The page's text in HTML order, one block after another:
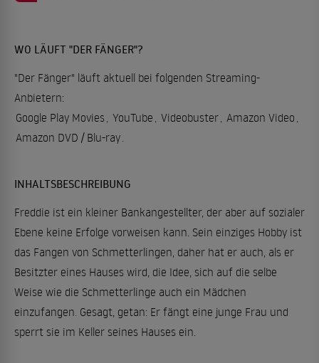
WO LÄUFT "DER FÄNGER"?
"Der Fänger" läuft aktuell bei folgenden Streaming-
Anbietern:
Google Play Movies, YouTube , Videobuster, Amazon Video ,
Amazon DVD / Blu-ray.
INHALTSBESCHREIBUNG
Freddie ist ein kleiner Bankangestellter, der aber auf sozialer
Ebene keine Erfolge vorweisen kann. Sein einziges Hobby ist
das Fangen von Schmetterlingen, daher hat er auch, als er
Besitzter eines Hauses wird, die Idee, sich auf die selbe
Weise wie die Schmetterlinge auch ein Mädchen
einzufangen. Gesagt, getan: Er fängt eine junge Frau und
sperrt sie im Keller seines Hauses ein.